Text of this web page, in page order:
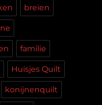
breien
familie
Huisjes Quilt
konijnenquilt